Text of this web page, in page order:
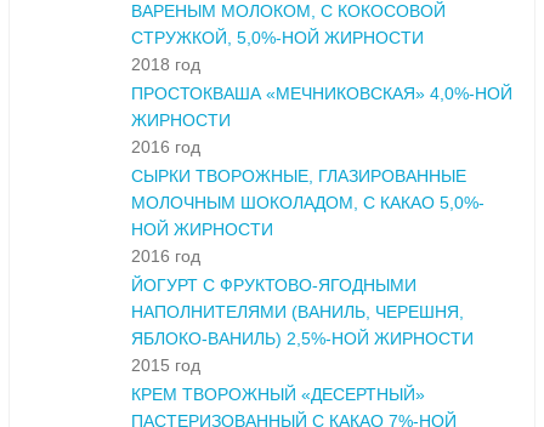
ВАРЕНЫМ МОЛОКОМ, С КОКОСОВОЙ
СТРУЖКОЙ, 5,0%-НОЙ ЖИРНОСТИ
2018 год
ПРОСТОКВАША «МЕЧНИКОВСКАЯ» 4,0%-НОЙ
ЖИРНОСТИ
2016 год
СЫРКИ ТВОРОЖНЫЕ, ГЛАЗИРОВАННЫЕ
МОЛОЧНЫМ ШОКОЛАДОМ, С КАКАО 5,0%-
НОЙ ЖИРНОСТИ
2016 год
ЙОГУРТ С ФРУКТОВО-ЯГОДНЫМИ
НАПОЛНИТЕЛЯМИ (ВАНИЛЬ, ЧЕРЕШНЯ,
ЯБЛОКО-ВАНИЛЬ) 2,5%-НОЙ ЖИРНОСТИ
2015 год
КРЕМ ТВОРОЖНЫЙ «ДЕСЕРТНЫЙ»
ПАСТЕРИЗОВАННЫЙ С КАКАО 7%-НОЙ